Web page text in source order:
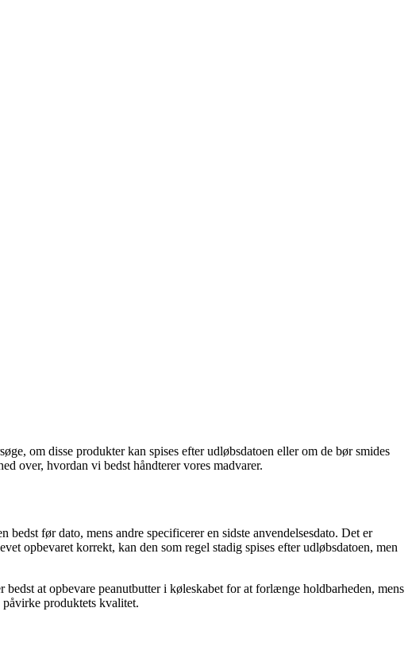
om disse produkter kan spises efter udløbsdatoen eller om de bør smides
over, hvordan vi bedst håndterer vores madvarer.
før dato, mens andre specificerer en sidste anvendelsesdato. Det er
opbevaret korrekt, kan den som regel stadig spises efter udløbsdatoen, men
at opbevare peanutbutter i køleskabet for at forlænge holdbarheden, mens
produktets kvalitet.